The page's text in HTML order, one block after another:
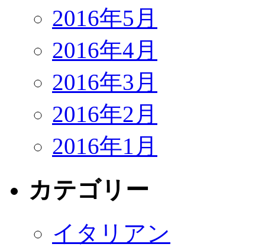
2016年5月
2016年4月
2016年3月
2016年2月
2016年1月
カテゴリー
イタリアン